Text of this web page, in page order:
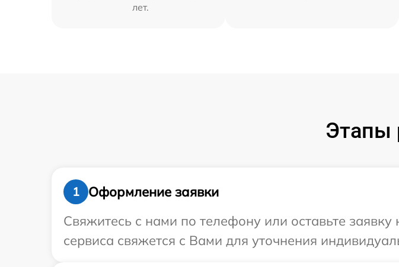
лет.
Этапы
1
Оформление заявки
Свяжитесь с нами по телефону или оставьте
сервиса свяжется с Вами для уточнения